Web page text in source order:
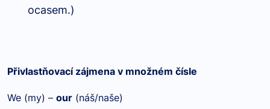
ocasem.)
Přivlastňovací zájmena v množném čísle
We (my) – our (náš/naše)